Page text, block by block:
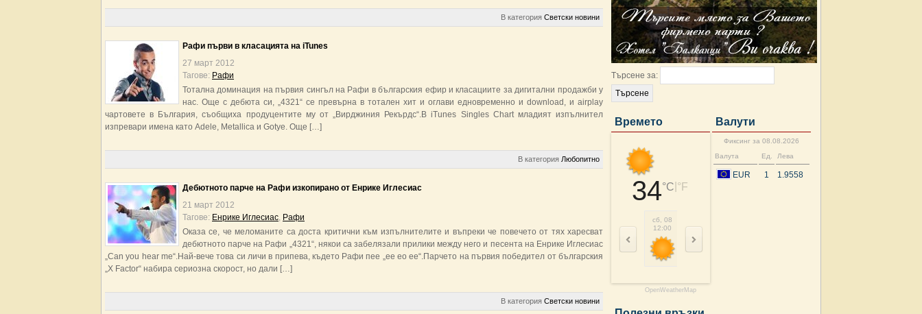
Търсене за:
Времето
34°C °F
сб, 08
12:00
15:00
OpenWeatherMap
Валути
Фиксинг за 08.08.2026
Валута
Ед. Лева
EUR 1 1.9558
В категория Светски новини
Рафи първи в класацията на iTunes
27 март 2012
Тагове: Рафи
Тотална доминация на първия сингъл на Рафи в българския ефир и класациите за дигитални продажби у
нас. Още с дебюта си, „4321“ се превърна в тотален хит и оглави едновременно и download, и airplay
чартовете в България, съобщиха продуцентите му от „Вирджиния Рекърдс“.В iTunes Singles Chart младият изпълнител
изпревари имена като Adele, Metallica и Gotye. Още […]
В категория Любопитно
Дебютното парче на Рафи изкопирано от Енрике Иглесиас
21 март 2012
Тагове: Енрике Иглесиас, Рафи
Оказа се, че меломаните са доста критични към изпълнителите и въпреки че повечето от тях харесват
дебютното парче на Рафи „4321“, някои са забелязали прилики между него и песента на Енрике Иглесиас
„Can you hear me“.Най-вече това си личи в припева, където Рафи пее „ее ео ее“.Парчето на първия победител от българския
„X Factor“ набира сериозна скорост, но дали […]
В категория Светски новини